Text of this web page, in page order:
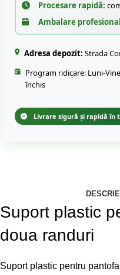
Procesare rapidă:
Ambalare
Adresa depozit: Strada
Program ridicare: Luni-
închis
Livrare sigură și rapidă în
Suport plastic
doua randuri
Suport plastic pentru